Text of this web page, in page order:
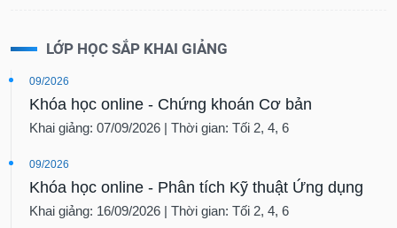
LỚP HỌC SẮP KHAI GIẢNG
09/2026
Khóa học online - Chứng khoán Cơ bản
Khai giảng: 07/09/2026 | Thời gian: Tối 2, 4, 6
09/2026
Khóa học online - Phân tích Kỹ thuật Ứng dụng
Khai giảng: 16/09/2026 | Thời gian: Tối 2, 4, 6